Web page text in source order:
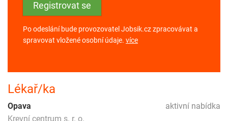
Po odeslání bude provozovatel Jobsik.cz zpracovávat a
spravovat vložené osobní údaje. více
Lékař/ka
aktivní nabídka
Opava
Krevní centrum s. r. o.